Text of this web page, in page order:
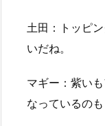
土田：トッピ
いだね。
マギー：紫い
なっているのも